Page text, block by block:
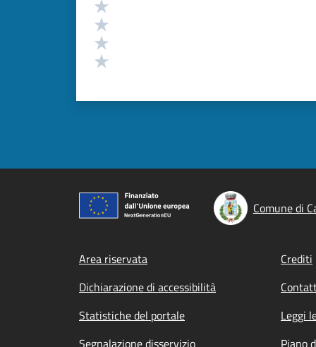
Comune di
Footer menu
Area riservata Crediti
Dichiarazione di accessibilità
Statistiche del portale
Leggi
Segnalazione disservizio
Piano